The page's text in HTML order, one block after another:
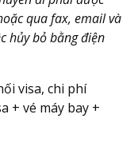
qua fax, email và
hủy bỏ bằng điện
visa, chi phí
+ vé máy bay +